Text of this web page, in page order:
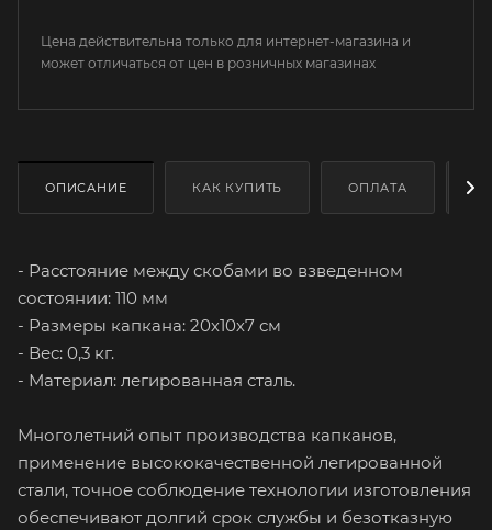
Цена действительна только для интернет-магазина и
может отличаться от цен в розничных магазинах
ОПИСАНИЕ КАК КУПИТЬ ОПЛАТА
- Расстояние между скобами во взведенном
состоянии: 110 мм
- Размеры капкана: 20х10х7 см
- Вес: 0,3 кг.
- Материал: легированная сталь.
Многолетний опыт производства капканов,
применение высококачественной легированной
стали, точное соблюдение технологии изготовления
обеспечивают долгий срок службы и безотказную